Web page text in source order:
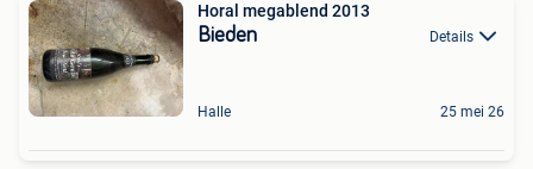
Horal megablend 2013
Bieden Details
Halle 25 mei 26